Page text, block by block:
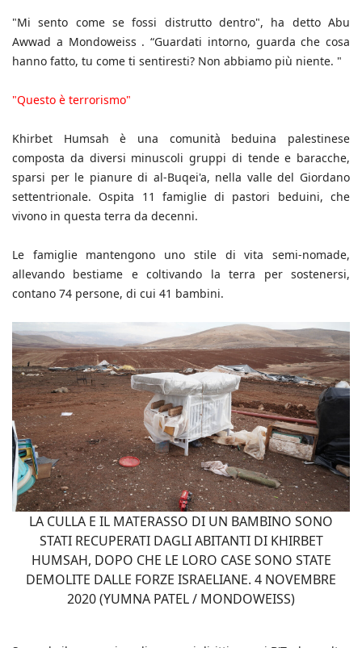
"Mi sento come se fossi distrutto dentro", ha detto Abu
Awwad a Mondoweiss . “Guardati intorno, guarda che cosa
hanno fatto, tu come ti sentiresti? Non abbiamo più niente. "
"Questo è terrorismo"
Khirbet Humsah è una comunità beduina palestinese
composta da diversi minuscoli gruppi di tende e baracche,
sparsi per le pianure di al-Buqei'a, nella valle del Giordano
settentrionale. Ospita 11 famiglie di pastori beduini, che
vivono in questa terra da decenni.
Le famiglie mantengono uno stile di vita semi-nomade,
allevando bestiame e coltivando la terra per sostenersi,
contano 74 persone, di cui 41 bambini.
LA CULLA E IL MATERASSO DI UN BAMBINO SONO
STATI RECUPERATI DAGLI ABITANTI DI KHIRBET
HUMSAH, DOPO CHE LE LORO CASE SONO STATE
DEMOLITE DALLE FORZE ISRAELIANE. 4 NOVEMBRE
2020 (YUMNA PATEL / MONDOWEISS)